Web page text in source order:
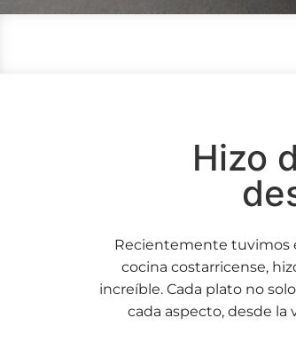
Hizo
Recientemente tuvimos
cocina costarricense,
increíble. Cada plato no
cada aspecto, desde